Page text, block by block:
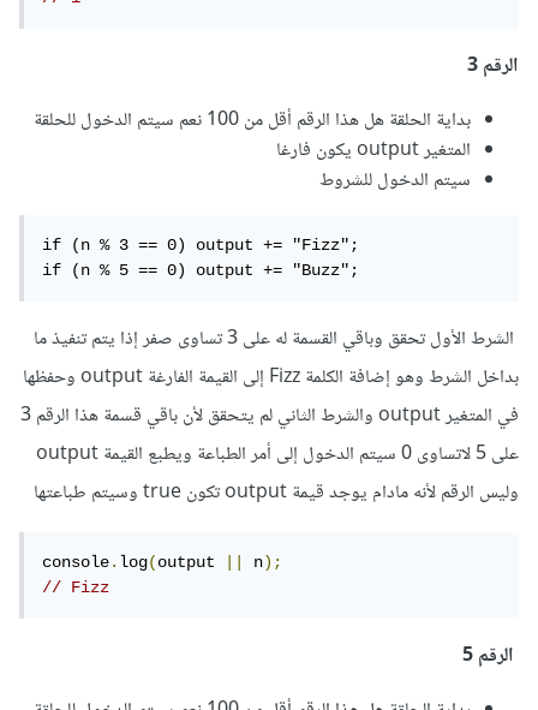
الرقم 3
بداية الحلقة هل هذا الرقم أقل من 100 نعم سيتم الدخول للحلقة
المتغير output يكون فارغا
سيتم الدخول للشروط
if (n % 3 == 0) output += "Fizz";
if (n % 5 == 0) output += "Buzz";
الشرط الأول تحقق وباقي القسمة له على 3 تساوى صفر إذا يتم تنفيذ ما
بداخل الشرط وهو إضافة الكلمة Fizz إلى القيمة الفارغة output وحفظها
في المتغير output والشرط الثاني لم يتحقق لأن باقي قسمة هذا الرقم 3
على 5 لاتساوى 0 سيتم الدخول إلى أمر الطباعة ويطبع القيمة output
وليس الرقم لأنه مادام يوجد قيمة output تكون true وسيتم طباعتها
console.log(output n);
// Fizz
الرقم 5